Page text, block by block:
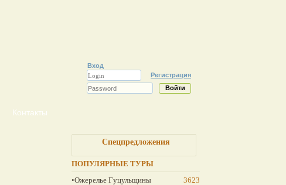
Вход
Регистрация
Контакты
Спецпредложения
ПОПУЛЯРНЫЕ ТУРЫ
•Ожерелье Гуцульщины
3623